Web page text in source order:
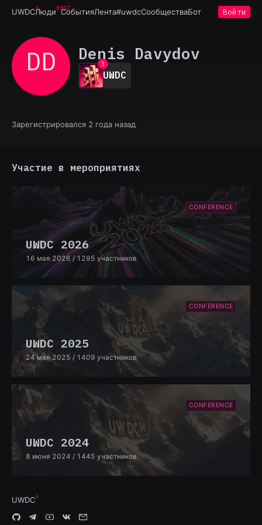
UWDCЛюди6932
СобытияЛента#uwdcСообществаБот Войти
DD Denis Davydov
2
3
4
5
8
UWDC
Зарегистрировался 2 года назад
Участие в мероприятиях
CONFERENCE
UWDC 2026
16 мая 2026 / 1295 участников
CONFERENCE
UWDC 2025
24 мая 2025 / 1409 участников
CONFERENCE
UWDC 2024
8 июня 2024 / 1445 участников
UWDC